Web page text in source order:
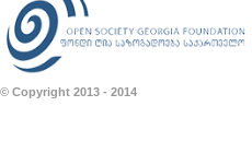
© Copyright 2013 - 2014